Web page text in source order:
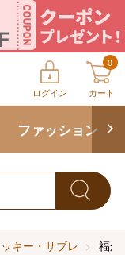
ログイン
0
カート
ファッション
キー・サブレ 福か